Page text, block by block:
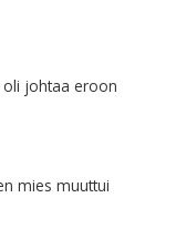
oli johtaa eroon
mies muuttui